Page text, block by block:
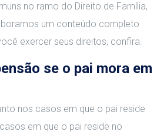
no ramo do Direito de Família,
um conteúdo completo
exercer seus direitos, confira.
se o pai mora em
nos casos em que o pai reside
em que o pai reside no